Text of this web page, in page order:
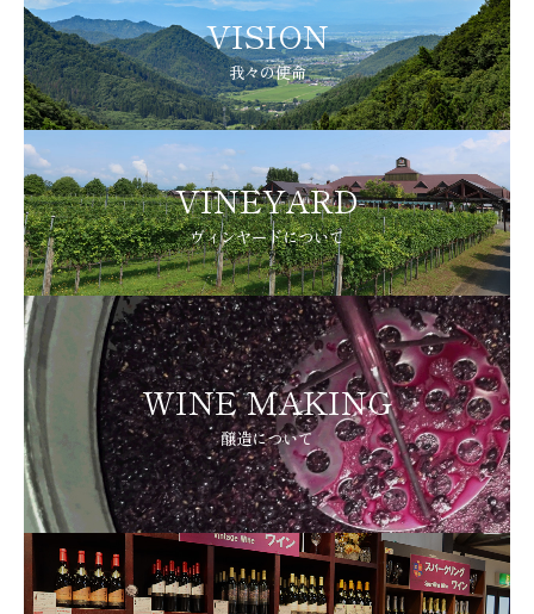
VISION
我々の使命
VINEYARD
ヴィンヤードについて
WINE MAKING
醸造について